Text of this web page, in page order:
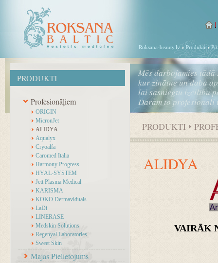
Mēs darbojamies tādā
kur zinātne un daba
lai sasniegtu izcilību
Darām to profesionāli
PRODUKTI
Profesionāļiem
ORIGIN
MicronJet
ALIDYA
Aqualyx
Cryoalfa
Caromed Italia
Harmony Progress
HYAL-SYSTEM
Jett Plasma Medical
KARISMA
KOKO Dermaviduals
LaDi
LINERASE
Medskin Solutions
Regenyal Laboratories
Sweet Skin
Mājas Pielietojums
Roksana-beauty.lv Produkti
PRODUKTI
ALIDYA
VAIRĀK